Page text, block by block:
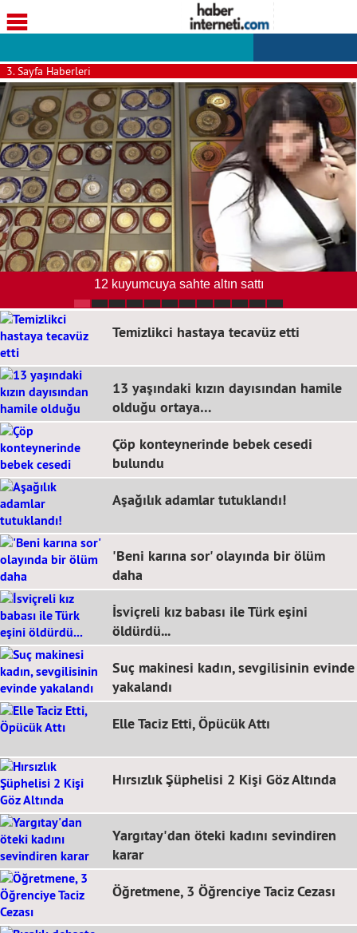
3. Sayfa Haberleri
Matbaa kurup dolar basan şebeke çök…
Temizlikci hastaya tecavüz etti
13 yaşındaki kızın dayısından hamile
olduğu ortaya…
Çöp konteynerinde bebek cesedi
bulundu
Aşağılık adamlar tutuklandı!
'Beni karına sor' olayında bir ölüm
daha
İsviçreli kız babası ile Türk eşini
öldürdü...
Suç makinesi kadın, sevgilisinin evinde
yakalandı
Elle Taciz Etti, Öpücük Attı
Hırsızlık Şüphelisi 2 Kişi Göz Altında
Yargıtay'dan öteki kadını sevindiren
karar
Öğretmene, 3 Öğrenciye Taciz Cezası